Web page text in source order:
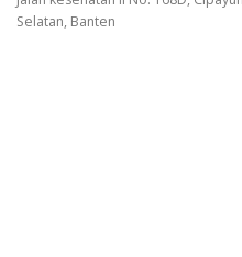
Selatan, Banten